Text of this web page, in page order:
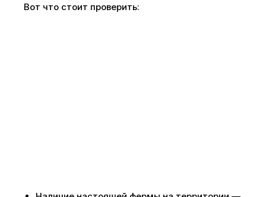
Вот что стоит проверить: